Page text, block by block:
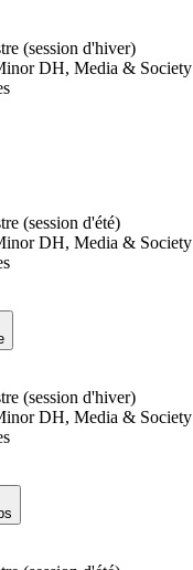
(session d'hiver)
DH, Media & Society
(session d'été)
DH, Media & Society
(session d'hiver)
DH, Media & Society